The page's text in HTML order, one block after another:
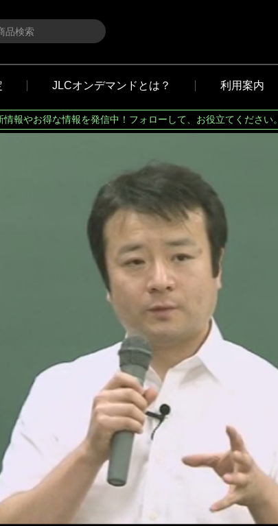
JLCオンデマンドとは？ 利用案内
情報やお得な情報を発信中！フォローして、お役立てください。